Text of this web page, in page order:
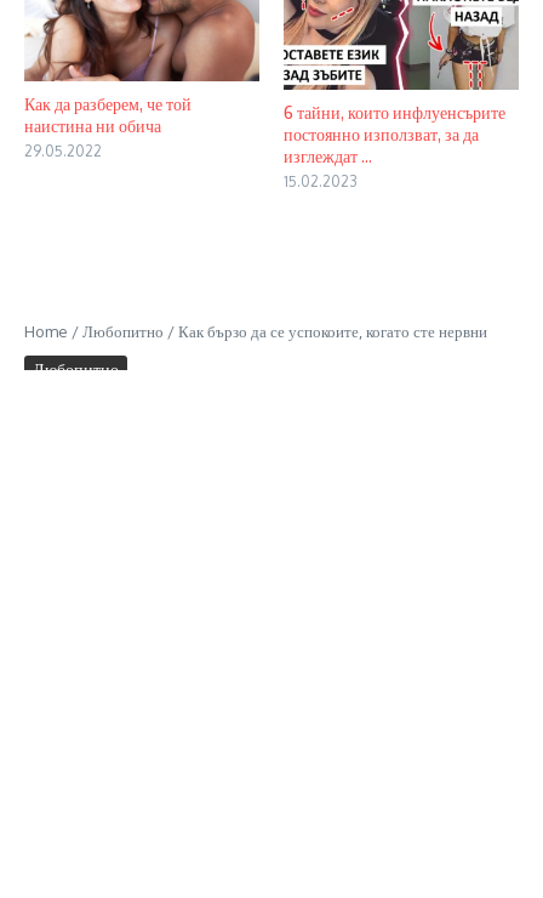
Как да разберем, че той
наистина ни обича
29.05.2022
6 тайни, които инфлуенсърите
постоянно използват, за да
изглеждат ...
15.02.2023
Home /Любопитно /Как бързо да се успокоите, когато сте нервни
Любопитно